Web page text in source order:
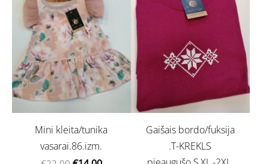
Mini kleita/tunika
vasarai.86.izm.
Gaišais bordo/fuksija
.T-KREKLS